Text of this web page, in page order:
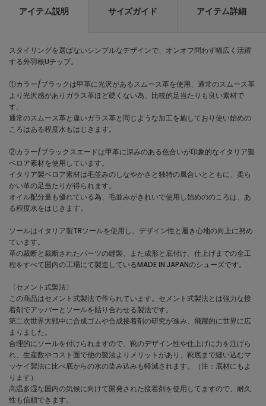
アイテム説明 サイズガイド アイテム詳細
スタイリングを選ばないシンプルなデザインで、オンオフ問わず幅広く活躍
する外羽根Uチップ。
①カラー/ブラックは甲革に光沢があるスムース革を使用、通常のスムース革
より光沢感がありガラス革ほど硬くない為、比較的足当たりも良い素材で
す。
通常のスムース革と違いガラス革と同じような加工を施しており使い始めの
ころはある程度水もはじきます。
②カラー/ブラックスエードは甲革に深みのある色合いが印象的なイタリア製
ベロア素材を使用しています。
イタリア製ベロア素材は毛並みのしなやかさと独特の風合いとともに、柔ら
かい革の足当たりが得られます。
オイル配分量も優れている為、毛並みがきれいで使用し始めののころは、あ
る程度水をはじきます。
ソールはイタリア製TRソールを使用し、デザイン性と履き心地の向上に努め
ています。
革の裁断と裁断されたパーツの縫製、また成形と底付け、仕上げまでの全工
程をすべて国内の工場にて製造しているMADE IN JAPANのシューズです。
〈セメント式製法〉
この商品はセメント式製法で作られています。セメント式製法とは強力な接
着剤でアッパーとソールを貼り合わせる製法です。
第二次世界大戦中に合成ゴムや合成接着剤の研究が進み、飛躍的に世界に広
まりました。
合理的にソールを付けられますので、靴のデザイン性や仕上げに力を注げら
れ、生産数やコスト面で他の製法よりメリットがあり、靴底まで縫い込むマ
ッケイ製法に比べ底からの水の染み込みも軽減されます。（注：底材にもよ
ります）
高温多湿な国内の気候に向けて開発された接着剤を使用してますので、耐久
性も信頼できます。